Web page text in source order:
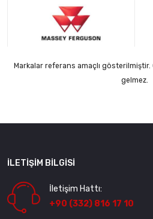
Markalar referans amaçlı
gelmez.
İLETIŞIM BILGISI
İletişim Hattı:
+90 (332) 816 17 10